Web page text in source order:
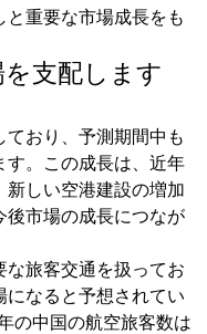
重要な市場成長をも
支配します
おり、予測期間中も
。この成長は、近年
しい空港建設の増加
市場の成長につなが
旅客交通を扱ってお
になると予想されてい
の中国の航空旅客数は